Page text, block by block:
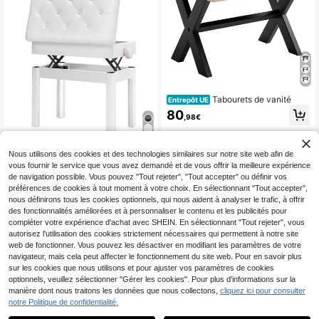
Entrepôt UE NEW
Tabouret de piano
réglable en hauteur, chaise de pian
o avec rangement, banc de piano a
vec coussin en similicuir
99 ,99€
Entrepôt UE Tabourets de vanité
80 ,98€
Chaise de coiffeuse ave
145,50€ -1% 147,12€
1
Nous utilisons des cookies et des technologies similaires sur notre site web afin de
vous fournir le service que vous avez demandé et de vous offrir la meilleure expérience
de navigation possible. Vous pouvez "Tout rejeter", "Tout accepter" ou définir vos
préférences de cookies à tout moment à votre choix. En sélectionnant "Tout accepter",
nous définirons tous les cookies optionnels, qui nous aident à analyser le trafic, à offrir
des fonctionnalités améliorées et à personnaliser le contenu et les publicités pour
compléter votre expérience d'achat avec SHEIN. En sélectionnant "Tout rejeter", vous
autorisez l'utilisation des cookies strictement nécessaires qui permettent à notre site
web de fonctionner. Vous pouvez les désactiver en modifiant les paramètres de votre
navigateur, mais cela peut affecter le fonctionnement du site web. Pour en savoir plus
sur les cookies que nous utilisons et pour ajuster vos paramètres de cookies
optionnels, veuillez sélectionner "Gérer les cookies". Pour plus d'informations sur la
manière dont nous traitons les données que nous collectons, cliquez ici pour consulter
notre Politique de confidentialité.